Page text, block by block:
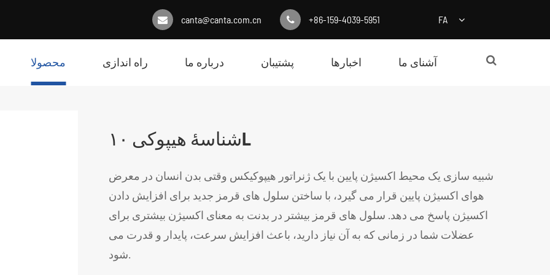
FA
+86-159-4039-5951
canta@canta.com.cn
محصولا راه اندازی درباره ما پشتیبان اخبارها آشنای ما
شناسۀ هیپوکی ۱۰L
شبیه سازی یک محیط اکسیژن پایین با یک ژنراتور هیپوکیکس وقتی بدن انسان در معرض
هوای اکسیژن پایین قرار می گیرد، با ساختن سلول های قرمز جدید برای افزایش دادن
اکسیژن پاسخ می دهد. سلول های قرمز بیشتر در بدنت به معنای اکسیژن بیشتری برای
عضلات شما در زمانی که به آن نیاز دارید، باعث افزایش سرعت، پایدار و قدرت می
شود.